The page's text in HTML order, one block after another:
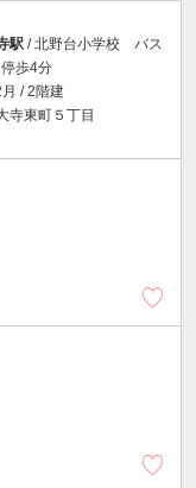
駅 / 北野台小学校 バス
歩4分
/ 2階建
寺東町５丁目